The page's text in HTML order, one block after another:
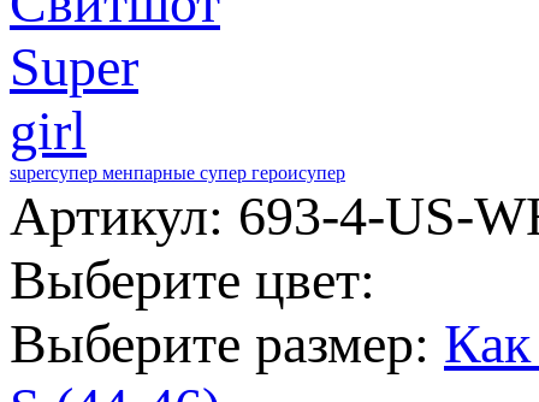
superсупер менпарные супер героисупер
Артикул: 693-4-US-
Выберите цвет:
Выберите размер: